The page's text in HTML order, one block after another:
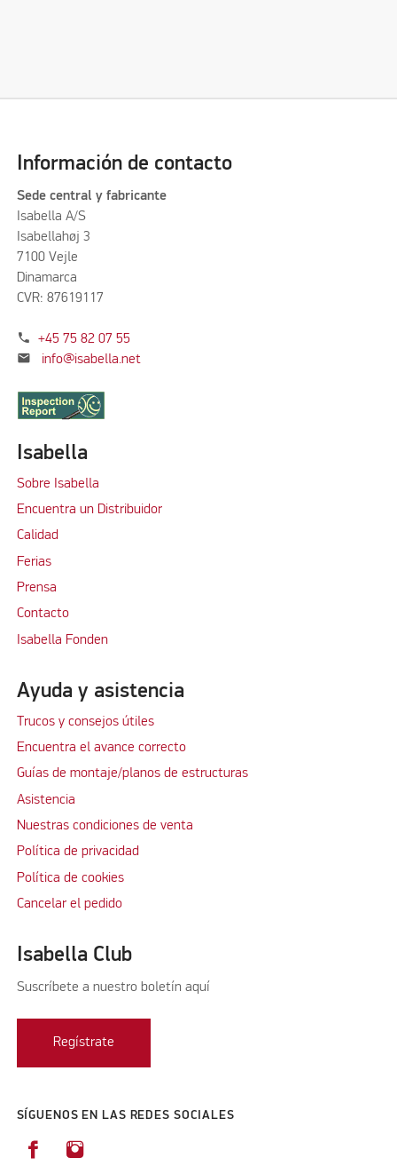
Información de contacto
Sede central y fabricante
Isabella A/S
Isabellahøj 3
7100 Vejle
Dinamarca
CVR: 87619117
phone +45 75 82 07 55
mail info@isabella.net
Isabella
Sobre Isabella
Encuentra un Distribuidor
Calidad
Ferias
Prensa
Contacto
Isabella Fonden
Ayuda y asistencia
Trucos y consejos útiles
Encuentra el avance correcto
Guías de montaje/planos de estructuras
Asistencia
Nuestras condiciones de venta
Política de privacidad
Política de cookies
Cancelar el pedido
Isabella Club
Suscríbete a nuestro boletín aquí
Regístrate
SÍGUENOS EN LAS REDES SOCIALES